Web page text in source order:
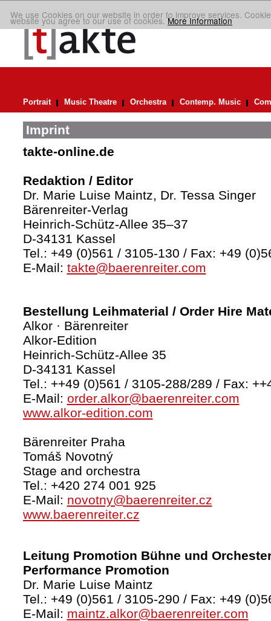
We use Cookies on our website in order to improve services.
website you agree to our use of cookies.More Information
Portrait Music Theatre Orchestra Contemp. Music
Imprint
takte-online.de
Redaktion / Editor
Dr. Marie Luise Maintz, Dr. Tessa Singer
Bärenreiter-Verlag
Heinrich-Schütz-Allee 35–37
D-34131 Kassel
Tel.: +49 (0)561 / 3105-130 / Fax: +49
E-Mail: takte@baerenreiter.com
Bestellung Leihmaterial / Order Hire
Alkor · Bärenreiter
Alkor-Edition
Heinrich-Schütz-Allee 35
D-34131 Kassel
Tel.: ++49 (0)561 / 3105-288/289 / Fax:
E-Mail: order.alkor@baerenreiter.com
www.alkor-edition.com
Bärenreiter Praha
Tomáš Novotný
Stage and orchestra
Tel.: +420 274 001 925
E-Mail: novotny@baerenreiter.cz
www.baerenreiter.cz
Leitung Promotion Bühne und
Performance Promotion
Dr. Marie Luise Maintz
Tel.: +49 (0)561 / 3105-290 / Fax: +49
E-Mail: maintz.alkor@baerenreiter.com